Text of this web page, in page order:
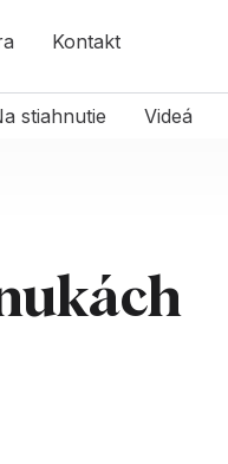
Kontakt
stiahnutie Videá